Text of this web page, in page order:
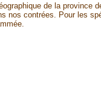
de la
nos contrées. Pour les